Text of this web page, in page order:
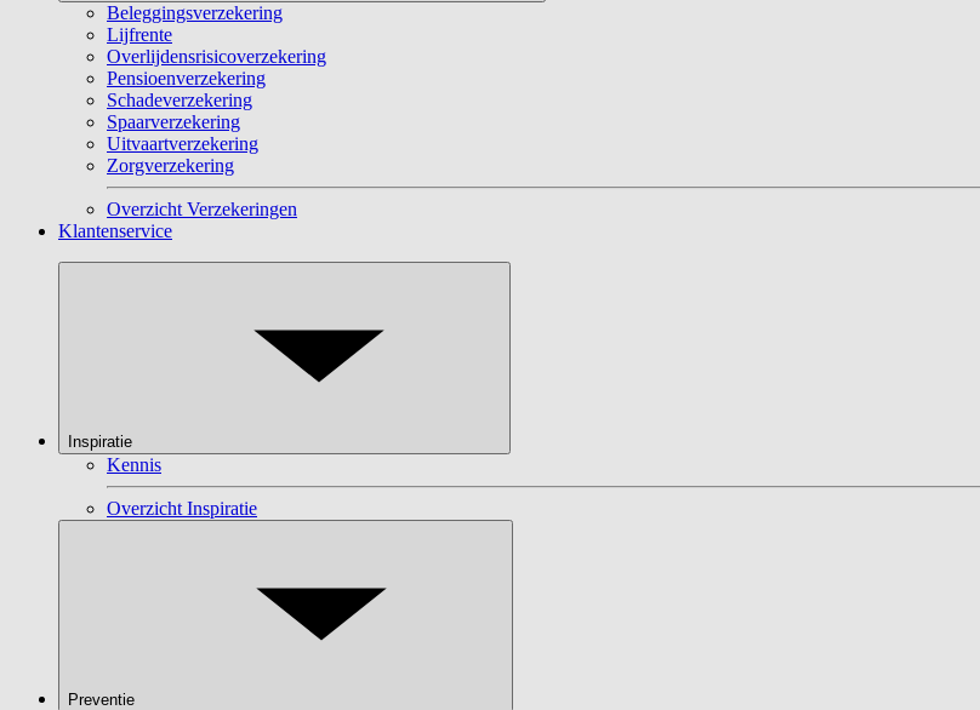
Beleggingsverzekering
Lijfrente
Overlijdensrisicoverzekering
Pensioenverzekering
Schadeverzekering
Spaarverzekering
Uitvaartverzekering
Zorgverzekering
Overzicht Verzekeringen
Klantenservice
Inspiratie
Kennis
Overzicht Inspiratie
Preventie